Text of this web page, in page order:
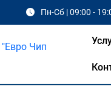
Пн-Сб | 09:00 -